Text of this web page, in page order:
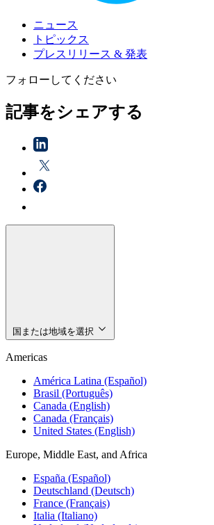
ニュース
トピックス
プレスリリース & 発表
フォローしてください
記事をシェアする
国または地域を選択
Americas
América Latina (Español)
Brasil (Português)
Canada (English)
Canada (Français)
United States (English)
Europe, Middle East, and Africa
España (Español)
Deutschland (Deutsch)
France (Français)
Italia (Italiano)